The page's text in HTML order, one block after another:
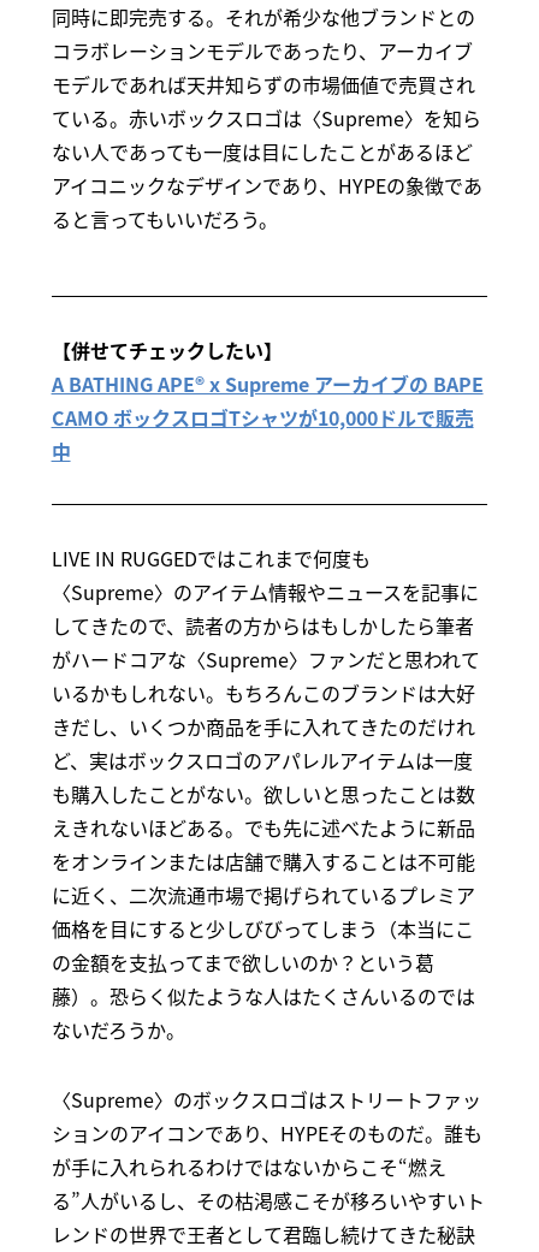
同時に即完売する。それが希少な他ブランドとの
コラボレーションモデルであったり、アーカイブ
モデルであれば天井知らずの市場価値で売買され
ている。赤いボックスロゴは〈Supreme〉を知ら
ない人であっても一度は目にしたことがあるほど
アイコニックなデザインであり、HYPEの象徴であ
ると言ってもいいだろう。
【併せてチェックしたい】
A BATHING APE®︎ x Supreme アーカイブの BAPE
CAMO ボックスロゴTシャツが10,000ドルで販売
中
LIVE IN RUGGEDではこれまで何度も
〈Supreme〉のアイテム情報やニュースを記事に
してきたので、読者の方からはもしかしたら筆者
がハードコアな〈Supreme〉ファンだと思われて
いるかもしれない。もちろんこのブランドは大好
きだし、いくつか商品を手に入れてきたのだけれ
ど、実はボックスロゴのアパレルアイテムは一度
も購入したことがない。欲しいと思ったことは数
えきれないほどある。でも先に述べたように新品
をオンラインまたは店舗で購入することは不可能
に近く、二次流通市場で掲げられているプレミア
価格を目にすると少しびびってしまう（本当にこ
の金額を支払ってまで欲しいのか？という葛
藤）。恐らく似たような人はたくさんいるのでは
ないだろうか。
〈Supreme〉のボックスロゴはストリートファッ
ションのアイコンであり、HYPEそのものだ。誰も
が手に入れられるわけではないからこそ“燃え
る”人がいるし、その枯渇感こそが移ろいやすいト
レンドの世界で王者として君臨し続けてきた秘訣